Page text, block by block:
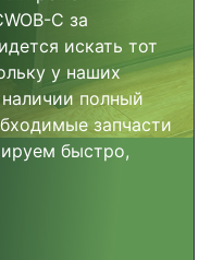
C за
искать тот
у наших
полный
запчасти
быстро,